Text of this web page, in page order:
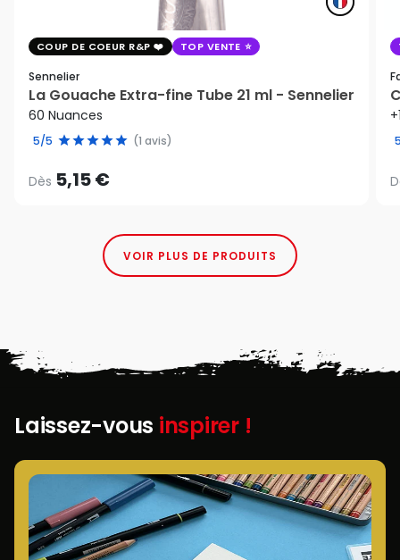
COUP DE COEUR R&P TOP VENTE
Sennelier
La Gouache Extra-fine Tube 21 ml - Sennelier
60 Nuances
5/5 (1 avis)
Dès 5,15 €
VOIR PLUS DE PRODUITS
Laissez-vous inspirer !